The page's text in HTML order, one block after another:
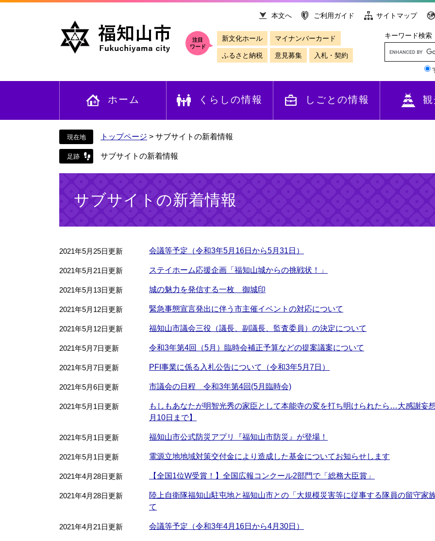
文
本文へ ご利用ガイド サイトマップ
注目
ワード
新文化ホール マイナンバーカード
ふるさと納税 意見募集 入札・契約
キーワード検索
ホーム くらしの情報 しごとの情報 観
トップページ > サブサイトの新着情報
サブサイトの新着情報
サブサイトの新着情報
2021年5月25日更新 会議等予定（令和3年5月16日から5月31日）
2021年5月21日更新 ステイホーム応援企画「福知山城からの挑戦状！」
2021年5月13日更新 城の魅力を発信する一枚 御城印
2021年5月12日更新 緊急事態宣言発出に伴う市主催イベントの対応について
2021年5月12日更新 福知山市議会三役（議長、副議長、監査委員）の決定について
2021年5月7日更新 令和3年第4回（5月）臨時会補正予算などの提案議案について
2021年5月7日更新 PFI事業に係る入札公告について（令和3年5月7日）
2021年5月6日更新 市議会の日程 令和3年第4回(5月臨時会)
2021年5月1日更新
もしもあなたが明智光秀の家臣として本能寺の変を打ち明けられたら…大感謝妄
月10日まで】
2021年5月1日更新 福知山市公式防災アプリ『福知山市防災』が登場！
2021年5月1日更新 電源立地地域対策交付金により造成した基金についてお知らせします
2021年4月28日更新 【全国1位W受賞！】全国広報コンクール2部門で「総務大臣賞」
2021年4月28日更新
陸上自衛隊福知山駐屯地と福知山市との「大規模災害等に従事する隊員の留守家
て
2021年4月21日更新 会議等予定（令和3年4月16日から4月30日）